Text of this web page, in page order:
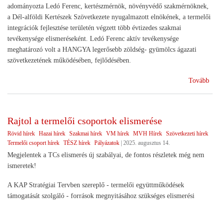
adományozta Ledó Ferenc, kertészmérnök, növényvédő szakmérnöknek,
a Dél-alföldi Kertészek Szövetkezete nyugalmazott elnökének, a termelői
integrációk fejlesztése területén végzett több évtizedes szakmai
tevékenysége elismeréseként. Ledó Ferenc aktív tevékenysége
meghatározó volt a HANGYA legerősebb zöldség- gyümölcs ágazati
szövetkezetének működésében, fejlődésében.
Tovább
Rajtol a termelői csoportok elismerése
Rövid hírek Hazai hírek Szakmai hírek VM hírek MVH Hírek Szövetkezeti hírek
Termelői csoport hírek TÉSZ hírek Pályázatok 2025. augusztus 14.
Megjelentek a TCs elismerés új szabályai, de fontos részletek még nem
ismeretek!
A KAP Stratégiai Tervben szereplő - termelői együttműködések
támogatását szolgáló - források megnyitásához szükséges elismerési